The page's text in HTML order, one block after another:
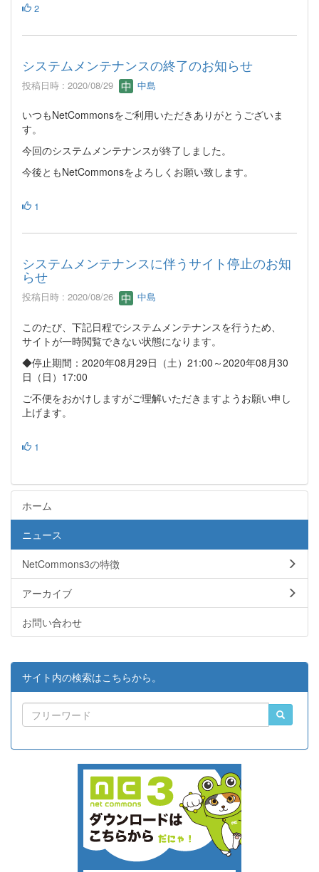
2
システムメンテナンスの終了のお知らせ
投稿日時 : 2020/08/29 中島
いつもNetCommonsをご利用いただきありがとうございま
す。
今回のシステムメンテナンスが終了しました。
今後ともNetCommonsをよろしくお願い致します。
1
システムメンテナンスに伴うサイト停止のお知
らせ
投稿日時 : 2020/08/26 中島
このたび、下記日程でシステムメンテナンスを行うため、
サイトが一時閲覧できない状態になります。
◆停止期間：2020年08月29日（土）21:00～2020年08月30
日（日）17:00
ご不便をおかけしますがご理解いただきますようお願い申し
上げます。
1
ホーム
ニュース
NetCommons3の特徴
アーカイブ
お問い合わせ
サイト内の検索はこちらから。